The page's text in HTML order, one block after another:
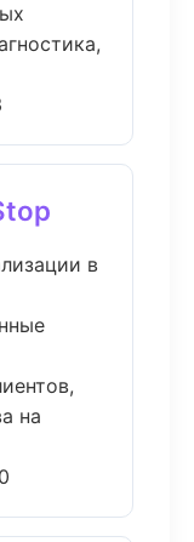
в
на